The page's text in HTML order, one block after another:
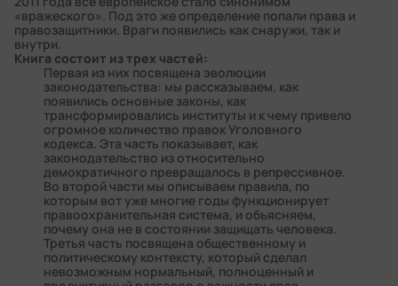
«вражеского». Под это же определение попали права и
правозащитники. Враги появились как снаружи, так и
внутри.
Книга состоит из трех частей:
Первая из них посвящена эволюции
законодательства: мы рассказываем, как
появились основные законы, как
трансформировались институты и к чему привело
огромное количество правок Уголовного
кодекса. Эта часть показывает, как
законодательство из относительно
демократичного превращалось в репрессивное.
Во второй части мы описываем правила, по
которым вот уже многие годы функционирует
правоохранительная система, и объясняем,
почему она не в состоянии защищать человека.
Третья часть посвящена общественному и
политическому контексту, который сделал
невозможным нормальный, полноценный и